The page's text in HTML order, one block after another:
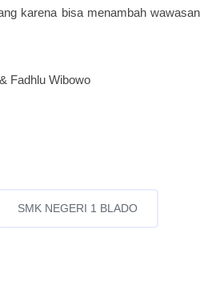
karena bisa menambah wawasan
Fadhlu Wibowo
SMK NEGERI 1 BLADO